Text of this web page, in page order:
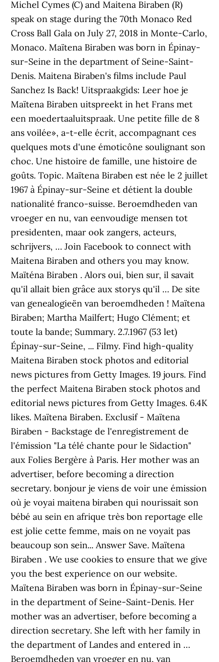
Michel Cymes (C) and Maitena Biraben (R)
speak on stage during the 70th Monaco Red
Cross Ball Gala on July 27, 2018 in Monte-Carlo,
Monaco. Maïtena Biraben was born in Épinay-
sur-Seine in the department of Seine-Saint-
Denis. Maitena Biraben's films include Paul
Sanchez Is Back! Uitspraakgids: Leer hoe je
Maïtena Biraben uitspreekt in het Frans met
een moedertaaluitspraak. Une petite fille de 8
ans voilée», a-t-elle écrit, accompagnant ces
quelques mots d'une émoticône soulignant son
choc. Une histoire de famille, une histoire de
goûts. Topic. Maïtena Biraben est née le 2 juillet
1967 à Épinay-sur-Seine et détient la double
nationalité franco-suisse. Beroemdheden van
vroeger en nu, van eenvoudige mensen tot
presidenten, maar ook zangers, acteurs,
schrijvers, … Join Facebook to connect with
Maitena Biraben and others you may know.
Maïténa Biraben . Alors oui, bien sur, il savait
qu'il allait bien grâce aux storys qu'il … De site
van genealogieën van beroemdheden ! Maïtena
Biraben; Martha Mailfert; Hugo Clément; et
toute la bande; Summary. 2.7.1967 (53 let)
Épinay-sur-Seine, ... Filmy. Find high-quality
Maitena Biraben stock photos and editorial
news pictures from Getty Images. 19 jours. Find
the perfect Maitena Biraben stock photos and
editorial news pictures from Getty Images. 6.4K
likes. Maïtena Biraben. Exclusif - Maïtena
Biraben - Backstage de l'enregistrement de
l'émission "La télé chante pour le Sidaction"
aux Folies Bergère à Paris. Her mother was an
advertiser, before becoming a direction
secretary. bonjour je viens de voir une émission
où je voyai maitena biraben qui nourissait son
bébé au sein en afrique très bon reportage elle
est jolie cette femme, mais on ne voyait pas
beaucoup son sein... Answer Save. Maïtena
Biraben . We use cookies to ensure that we give
you the best experience on our website.
Maïtena Biraben was born in Épinay-sur-Seine
in the department of Seine-Saint-Denis. Her
mother was an advertiser, before becoming a
direction secretary. She left with her family in
the department of Landes and entered in …
Beroemdheden van vroeger en nu, van